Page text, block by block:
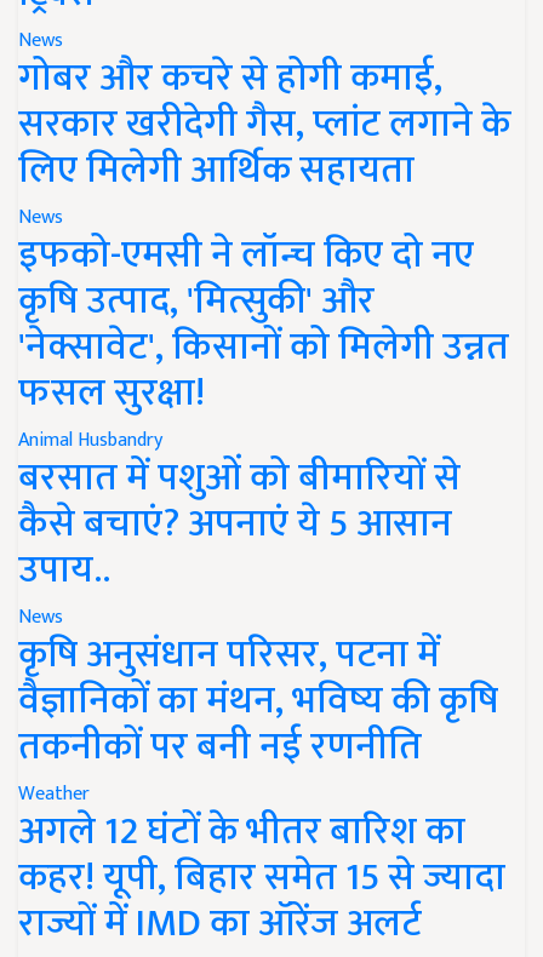
News
गोबर और कचरे से होगी कमाई,
सरकार खरीदेगी गैस, प्लांट लगाने के
लिए मिलेगी आर्थिक सहायता
News
इफको-एमसी ने लॉन्च किए दो नए
कृषि उत्पाद, 'मित्सुकी' और
'नेक्सावेट', किसानों को मिलेगी उन्नत
फसल सुरक्षा!
Animal Husbandry
बरसात में पशुओं को बीमारियों से
कैसे बचाएं? अपनाएं ये 5 आसान
उपाय..
News
कृषि अनुसंधान परिसर, पटना में
वैज्ञानिकों का मंथन, भविष्य की कृषि
तकनीकों पर बनी नई रणनीति
Weather
अगले 12 घंटों के भीतर बारिश का
कहर! यूपी, बिहार समेत 15 से ज्यादा
राज्यों में IMD का ऑरेंज अलर्ट